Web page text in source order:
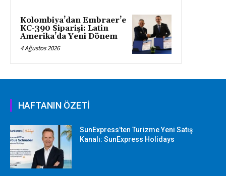
Kolombiya’dan Embraer’e
KC-390 Siparişi: Latin
Amerika’da Yeni Dönem
4 Ağustos 2026
HAFTANIN ÖZETİ
SunExpress’ten Turizme Yeni Satış
Kanalı: SunExpress Holidays